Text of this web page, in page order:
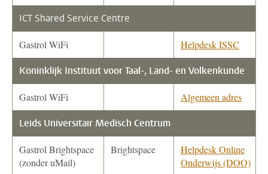
ICT Shared Service Centre
Gastrol WiFi Helpdesk ISSC
Koninklijk Instituut voor Taal-, Land- en Volkenkunde
Gastrol WiFi Algemeen adres
Leids Universitair Medisch Centrum
Gastrol Brightspace
(zonder uMail)
Brightspace
Helpdesk Online
Onderwijs (DOO)